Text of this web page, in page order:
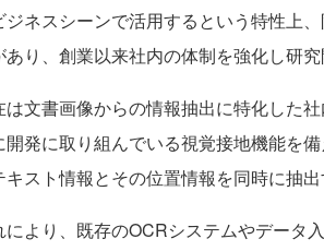
ジネスシーンで活用するという特性上
あり、創業以来社内の体制を強化し研究
文書画像からの情報抽出に特化した
開発に取り組んでいる視覚接地機能を
キスト情報とその位置情報を同時に抽出
より、既存のOCRシステムやデータ